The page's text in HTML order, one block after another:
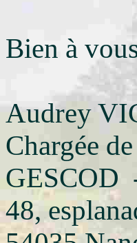
Bien à
Audrey
Chargée
GESCOD
48,